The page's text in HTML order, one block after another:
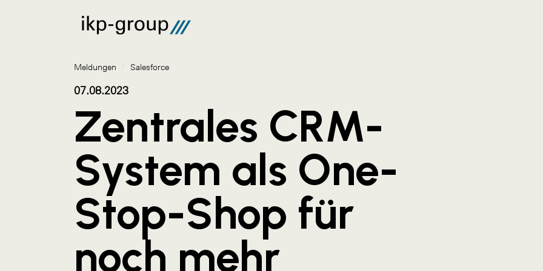
Meldungen / Salesforce
07.08.2023
Zentrales CRM-
System als One-
Stop-Shop für
noch mehr